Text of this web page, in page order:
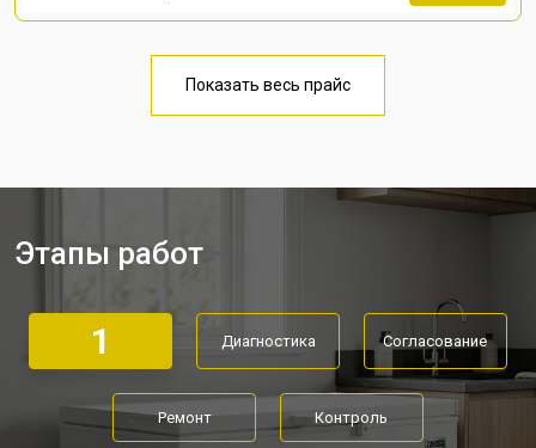
Показать весь прайс
Этапы работ
1 Диагностика Согласование
Ремонт Контроль